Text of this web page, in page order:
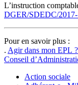
L’instruction
DGER/SDEDC/
Pour en savoir plus :
. Agir dans mon EPL
Conseil
Action sociale